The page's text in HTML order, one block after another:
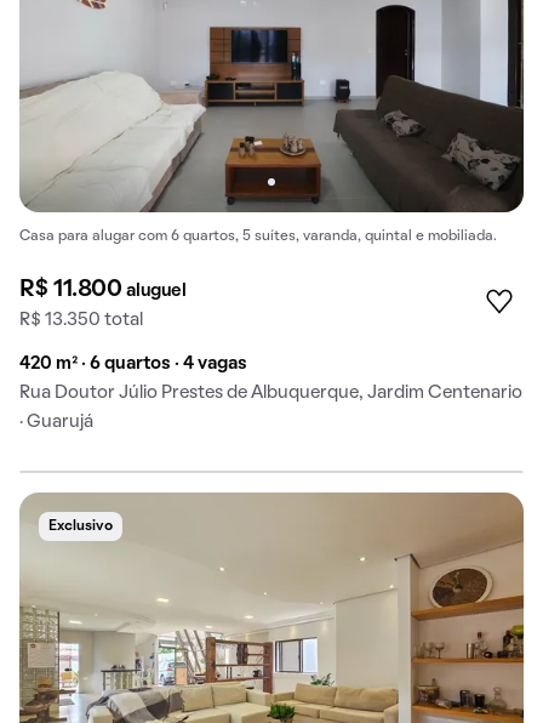
Casa para alugar com 6 quartos, 5 suítes, varanda, quintal e mobiliada.
R$ 11.800aluguel
R$ 13.350 total
420 m² · 6 quartos · 4 vagas
Rua Doutor Júlio Prestes de Albuquerque, Jardim Centenario
· Guarujá
Exclusivo